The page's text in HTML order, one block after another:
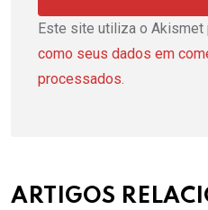
Este site utiliza o Akismet
como seus dados em
processados.
ARTIGOS